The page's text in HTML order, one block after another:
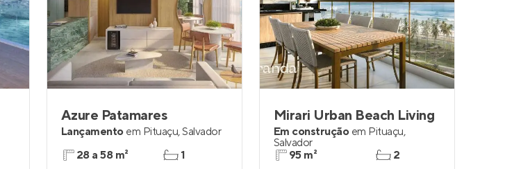
Azure Patamares
Lançamento em Pituaçu,Salvador
28 a 58 m²
1
Mirari Urban Beach Living
Em construção em Pituaçu,
Salvador
95 m²
2